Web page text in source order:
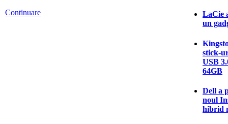
Continuare
LaCie
un
stick-
USB
64GB
Dell a
noul
hibrid